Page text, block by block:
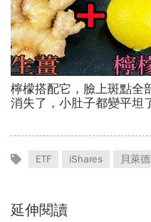
ETF iShares 貝萊德
延伸閱讀